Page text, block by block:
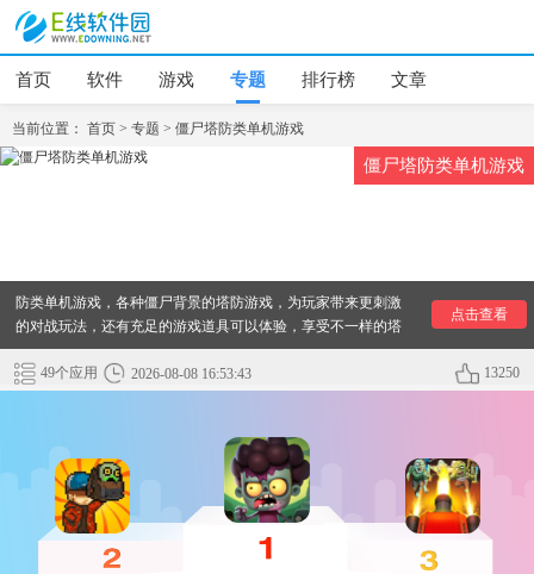
首页 软件 游戏 专题 排行榜 文章
当前位置： 首页 > 专题 > 僵尸塔防类单机游戏
僵尸塔防类单机游戏
防类单机游戏，各种僵尸背景的塔防游戏，为玩家带来更刺激
的对战玩法，还有充足的游戏道具可以体验，享受不一样的塔
防乐趣吧！
点击查看
49个应用 2026-08-08 16:53:43 13250